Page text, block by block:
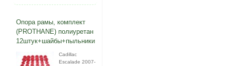
Опора рамы, комплект
(PROTHANE) полиуретан
12штук+шайбы+пыльники
Cadillac
Escalade 2007-